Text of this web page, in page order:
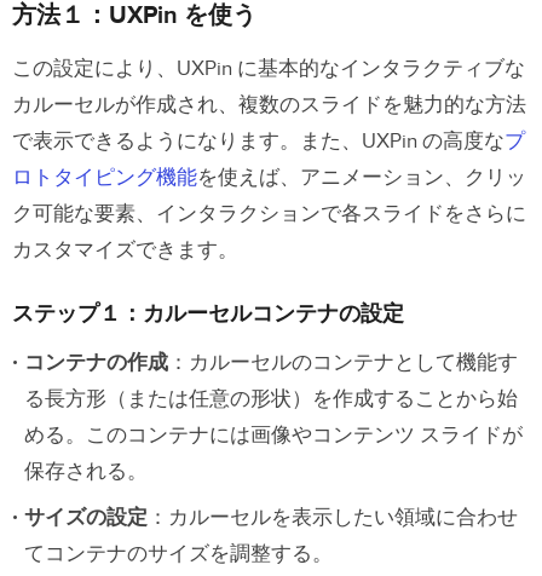
方法１：UXPin を使う
この設定により、UXPin に基本的なインタラクティブな
カルーセルが作成され、複数のスライドを魅力的な方法
で表示できるようになります。また、UXPin の高度なプ
ロトタイピング機能を使えば、アニメーション、クリッ
ク可能な要素、インタラクションで各スライドをさらに
カスタマイズできます。
ステップ１：カルーセルコンテナの設定
コンテナの作成 ：カルーセルのコンテナとして機能す
る長方形（または任意の形状）を作成することから始
める。このコンテナには画像やコンテンツ スライドが
保存される。
サイズの設定 ：カルーセルを表示したい領域に合わせ
てコンテナのサイズを調整する。